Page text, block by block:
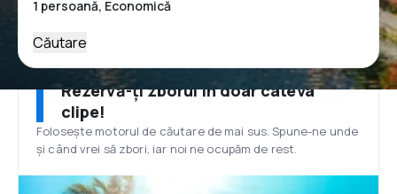
Căutare
Rezervă-ți zborul în doar câteva
clipe!
Folosește motorul de căutare de mai sus. Spune-ne unde
și când vrei să zbori, iar noi ne ocupăm de rest.